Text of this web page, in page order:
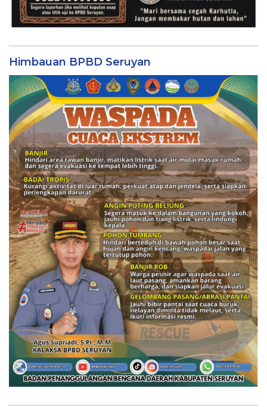
Himbauan BPBD Seruyan